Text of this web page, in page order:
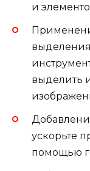
и
выделить
ускорьте
помощью